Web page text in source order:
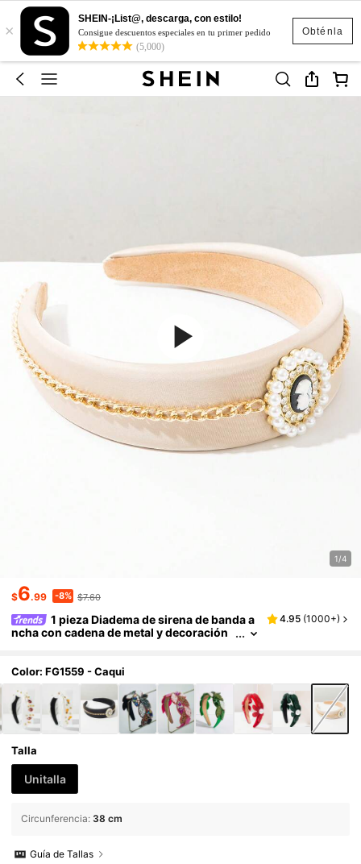
Obténla
×
SHEIN-¡List@, descarga, con estilo!
Consigue descuentos especiales en tu primer pedido
(5,000)
1/4
$6.99 -8% $7.60
1 pieza Diadema de sirena de banda a
ncha con cadena de metal y decoración
ricana, personalizado y creativo de alta gam
a para citas y banquetes, accesorio de ropa e
xquisito para mujeres
4.95 (1000+)
Color: FG1559 - Caqui
Talla
Unitalla
Circunferencia: 38 cm
Guía de Tallas